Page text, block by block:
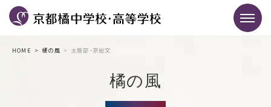
HOME 橘の風 太鼓部・京総文
橘の風